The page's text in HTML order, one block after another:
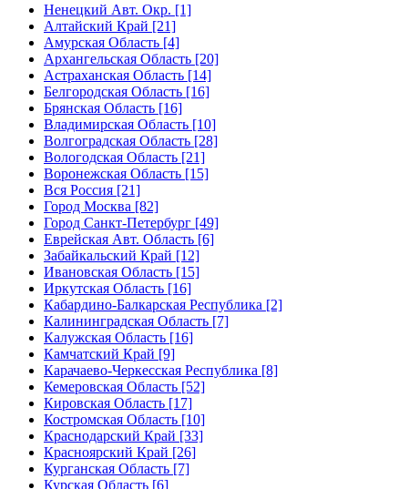
Ненецкий Авт. Окр. [1]
Алтайский Край [21]
Амурская Область [4]
Архангельская Область [20]
Астраханская Область [14]
Белгородская Область [16]
Брянская Область [16]
Владимирская Область [10]
Волгоградская Область [28]
Вологодская Область [21]
Воронежская Область [15]
Вся Россия [21]
Город Москва [82]
Город Санкт-Петербург [49]
Еврейская Авт. Область [6]
Забайкальский Край [12]
Ивановская Область [15]
Иркутская Область [16]
Кабардино-Балкарская Республика [2]
Калининградская Область [7]
Калужская Область [16]
Камчатский Край [9]
Карачаево-Черкесская Республика [8]
Кемеровская Область [52]
Кировская Область [17]
Костромская Область [10]
Краснодарский Край [33]
Красноярский Край [26]
Курганская Область [7]
Курская Область [6]